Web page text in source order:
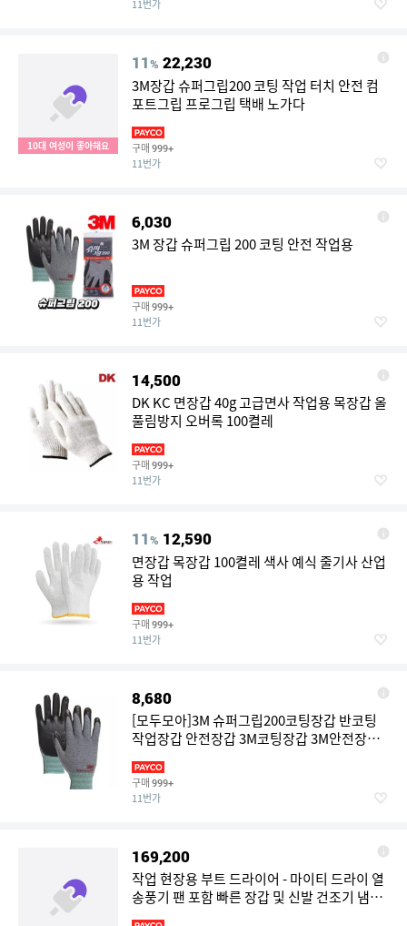
11번가
10대 여성이 좋아해요
11% 22,230
3M장갑 슈퍼그립200 코팅 작업 터치 안전 컴
포트그립 프로그립 택배 노가다
구매 999+
11번가
6,030
3M 장갑 슈퍼그립 200 코팅 안전 작업용
구매 999+
11번가
14,500
DK KC 면장갑 40g 고급면사 작업용 목장갑 올
풀림방지 오버록 100켤레
구매 999+
11번가
11% 12,590
면장갑 목장갑 100켤레 색사 예식 줄기사 산업
용 작업
구매 999+
11번가
8,680
[모두모아]3M 슈퍼그립200코팅장갑 반코팅
작업장갑 안전장갑 3M코팅장갑 3M안전장갑
3M슈퍼그립200 슈퍼그
구매 999+
11번가
169,200
작업 현장용 부트 드라이어 - 마이티 드라이 열
송풍기 팬 포함 빠른 장갑 및 신발 건조기 냄새
감소에